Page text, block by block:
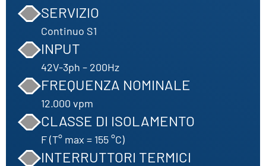
SERVIZIO
Continuo S1
INPUT
42V-3ph – 200Hz
FREQUENZA NOMINALE
12.000 vpm
CLASSE DI ISOLAMENTO
F (T° max = 155 °C)
INTERRUTTORI TERMICI